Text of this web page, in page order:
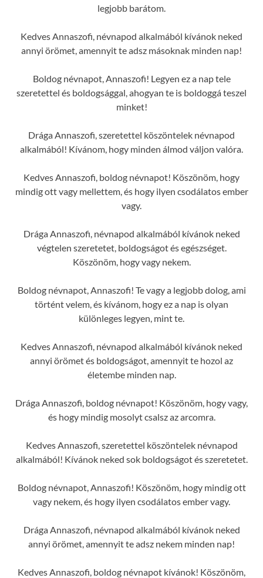
legjobb barátom.
Kedves Annaszofi, névnapod alkalmából kívánok neked
annyi örömet, amennyit te adsz másoknak minden nap!
Boldog névnapot, Annaszofi! Legyen ez a nap tele
szeretettel és boldogsággal, ahogyan te is boldoggá teszel
minket!
Drága Annaszofi, szeretettel köszöntelek névnapod
alkalmából! Kívánom, hogy minden álmod váljon valóra.
Kedves Annaszofi, boldog névnapot! Köszönöm, hogy
mindig ott vagy mellettem, és hogy ilyen csodálatos ember
vagy.
Drága Annaszofi, névnapod alkalmából kívánok neked
végtelen szeretetet, boldogságot és egészséget.
Köszönöm, hogy vagy nekem.
Boldog névnapot, Annaszofi! Te vagy a legjobb dolog, ami
történt velem, és kívánom, hogy ez a nap is olyan
különleges legyen, mint te.
Kedves Annaszofi, névnapod alkalmából kívánok neked
annyi örömet és boldogságot, amennyit te hozol az
életembe minden nap.
Drága Annaszofi, boldog névnapot! Köszönöm, hogy vagy,
és hogy mindig mosolyt csalsz az arcomra.
Kedves Annaszofi, szeretettel köszöntelek névnapod
alkalmából! Kívánok neked sok boldogságot és szeretetet.
Boldog névnapot, Annaszofi! Köszönöm, hogy mindig ott
vagy nekem, és hogy ilyen csodálatos ember vagy.
Drága Annaszofi, névnapod alkalmából kívánok neked
annyi örömet, amennyit te adsz nekem minden nap!
Kedves Annaszofi, boldog névnapot kívánok! Köszönöm,